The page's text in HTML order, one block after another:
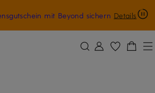
ZUM SUCHFELD ÜBERSPRINGEN
mit Beyond sichern Details